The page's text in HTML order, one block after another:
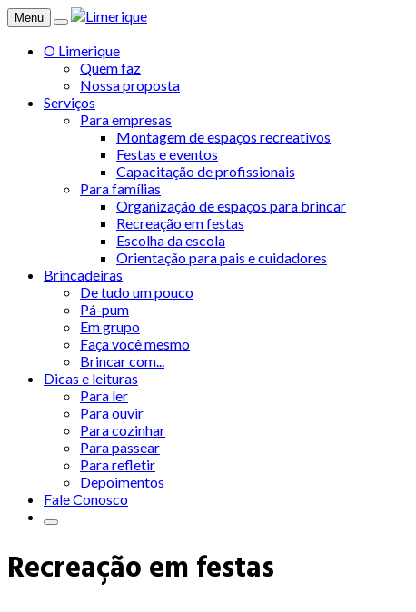
Menu
O Limerique
Quem faz
Nossa proposta
Serviços
Para empresas
Montagem de espaços recreativos
Festas e eventos
Capacitação de profissionais
Para famílias
Organização de espaços para brincar
Recreação em festas
Escolha da escola
Orientação para pais e cuidadores
Brincadeiras
De tudo um pouco
Pá-pum
Em grupo
Faça você mesmo
Brincar com...
Dicas e leituras
Para ler
Para ouvir
Para cozinhar
Para passear
Para refletir
Depoimentos
Fale Conosco
Recreação em festas